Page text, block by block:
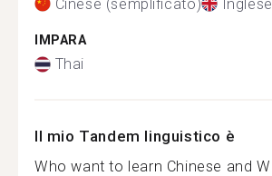
Cinese (semplificato) Inglese
IMPARA
Thai
Il mio Tandem linguistico è
Who want to learn Chinese and